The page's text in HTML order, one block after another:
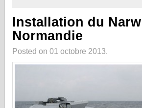
Installation du
Normandie
Posted on 01 octobre 2013.